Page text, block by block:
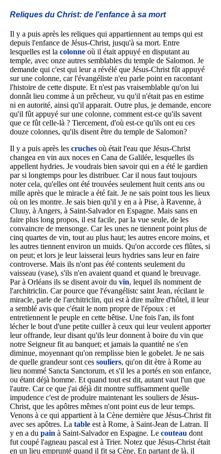
Reliques du Christ: de l'enfance à sa mort
Il y a puis après les reliques qui appartiennent au temps qui est
depuis l'enfance de Jésus-Christ, jusqu'à sa mort. Entre
lesquelles est la colonne où il était appuyé en disputant au
temple, avec onze autres semblables du temple de Salomon. Je
demande qui c'est qui leur a révélé que Jésus-Christ fût appuyé
sur une colonne, car l'évangéliste n'eu parle point en racontant
l'histoire de cette dispute. Et n'est pas vraisemblable qu'on lui
donnât lieu comme à un prêcheur, vu qu'il n'était pas en estime
ni en autorité, ainsi qu'il apparait. Outre plus, je demande, encore
qu'il fût appuyé sur une colonne, comment est-ce qu'ils savent
que ce fût celle-là ? Tiercement, d'où est-ce qu'ils ont eu ces
douze colonnes, qu'ils disent être du temple de Salomon?
Il y a puis après les cruches où était l'eau que Jésus-Christ
changea en vin aux noces en Cana de Galilée, lesquelles ils
appellent hydries. Je voudrais bien savoir qui en a été le gardien
par si longtemps pour les distribuer. Car il nous faut toujours
noter cela, qu'elles ont été trouvées seulement huit cents ans ou
mille après que le miracle a été fait. Je ne sais point tous les lieux
où on les montre. Je sais bien qu'il y en a à Pise, à Ravenne, à
Cluuy, à Angers, à Saint-Salvador en Espagne. Mais sans en
faire plus long propos, il est facile, par la vue seule, de les
convaincre de mensonge. Car les unes ne tiennent point plus de
cinq quartes de vin, tout au plus haut; les autres encore moins, et
les autres tiennent environ un muids. Qu'on accorde ces flûtes, si
on peut; et lors je leur laisserai leurs hydries sans leur en faire
controverse. Mais ils n'ont pas été contents seulement du
vaisseau (vase), s'ils n'en avaient quand et quand le breuvage.
Par à Orléans ils se disent avoir du vin, lequel ils nomment de
l'architriclin. Car pource que l'évangélistc saint Jean, récilant le
miracle, parle de l'architriclin, qui est à dire maître d'hôtel, il leur
a semblé avis que c'était le nom propre de l'époux : et
entretiennent le peuple en cette bêtise. Une fois l'an, ils font
lécher le bout d'une petite cuiller à ceux qui leur veulent apporter
leur offrande, leur disant qu'ils leur donnent à boire du vin que
notre Seigneur fit au banquet; et jamais la quantité ne s'en
diminue, moyennant qu'on remplisse bien le gobelet. Je ne sais
de quelle grandeur sont ces souliers, qu'on dit ètre à Rome au
lieu nommé Sancta Sanctorum, et s'il les a portés en son enfance,
ou étant déjà homme. Et quand tout est dit, autant vaut l'un que
l'autre. Car ce que j'ai déjà dit montre suffisamment quelle
impudence c'est de produire maintenant les souliers de Jésus-
Christ, que les apôtres mêmes n'ont point eus de leur temps.
Venons à ce qui appartient à la Cène dernière que Jésus-Christ fit
avec ses apôtres. La table est à Rome, à Saint-Jean de Latran. Il
y en a du pain à Saint-Salvador en Espagne. Le couteau dont
fut coupé l'agneau pascal est à Trier. Notez que Jésus-Christ était
en un lieu emprunté quand il fit sa Cène. En partant de là, il